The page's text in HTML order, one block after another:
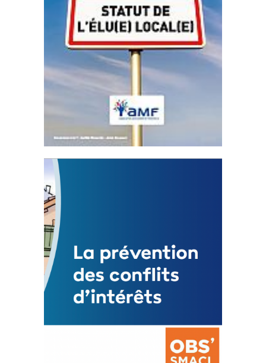
Statut de l’élu local
3 avril 2024
Mise à jour avril 2024
FEUILLETER